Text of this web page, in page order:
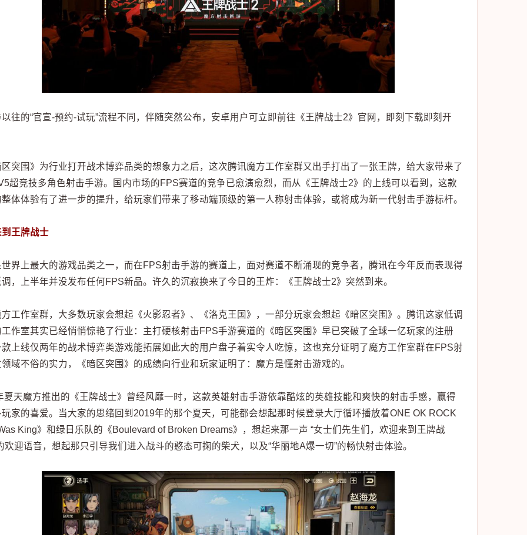
往的“官宣-预约-试玩”流程不同，伴随突然公布，安卓用户可立即前往《王牌战士2》官网，即刻下载即刻开
突围》为行业打开战术博弈品类的想象力之后，这次腾讯魔方工作室群又出手打出了一张王牌，给大家带来了
超竞技多角色射击手游。国内市场的FPS赛道的竞争已愈演愈烈，而从《王牌战士2》的上线可以看到，这款
体体验有了进一步的提升，给玩家们带来了移动端顶级的第一人称射击体验，或将成为新一代射击手游标杆。
王牌战士
界上最大的游戏品类之一，而在FPS射击手游的赛道上，面对赛道不断涌现的竞争者，腾讯在今年反而表现得
，上半年并没发布任何FPS新品。许久的沉寂换来了今日的王炸：《王牌战士2》突然到来。
工作室群，大多数玩家会想起《火影忍者》、《洛克王国》，一部分玩家会想起《暗区突围》。腾讯这家低调
作室其实已经悄悄惊艳了行业：主打硬核射击FPS手游赛道的《暗区突围》早已突破了全球一亿玩家的注册
上线仅两年的战术博弈类游戏能拓展如此大的用户盘子着实令人吃惊，这也充分证明了魔方工作室群在FPS射
域不俗的实力，《暗区突围》的成绩向行业和玩家证明了：魔方是懂射击游戏的。
夏天魔方推出的《王牌战士》曾经风靡一时，这款英雄射击手游依靠酷炫的英雄技能和爽快的射击手感，赢得
家的喜爱。当大家的思绪回到2019年的那个夏天，可能都会想起那时候登录大厅循环播放着ONE OK ROCK
King》和绿日乐队的《Boulevard of Broken Dreams》，想起来那一声 “女士们先生们，欢迎来到王牌战
欢迎语音，想起那只引导我们进入战斗的憨态可掬的柴犬，以及“华丽地A爆一切”的畅快射击体验。